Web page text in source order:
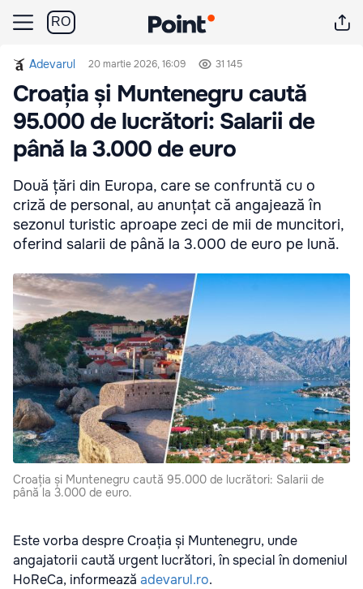
RO
Adevarul 20 martie 2026, 16:09 31 145
Croația și Muntenegru caută
95.000 de lucrători: Salarii de
până la 3.000 de euro
Două țări din Europa, care se confruntă cu o
criză de personal, au anunțat că angajează în
sezonul turistic aproape zeci de mii de muncitori,
oferind salarii de până la 3.000 de euro pe lună.
Croația și Muntenegru caută 95.000 de lucrători: Salarii de
până la 3.000 de euro.
Este vorba despre Croația și Muntenegru, unde
angajatorii caută urgent lucrători, în special în domeniul
HoReCa, informează adevarul.ro.